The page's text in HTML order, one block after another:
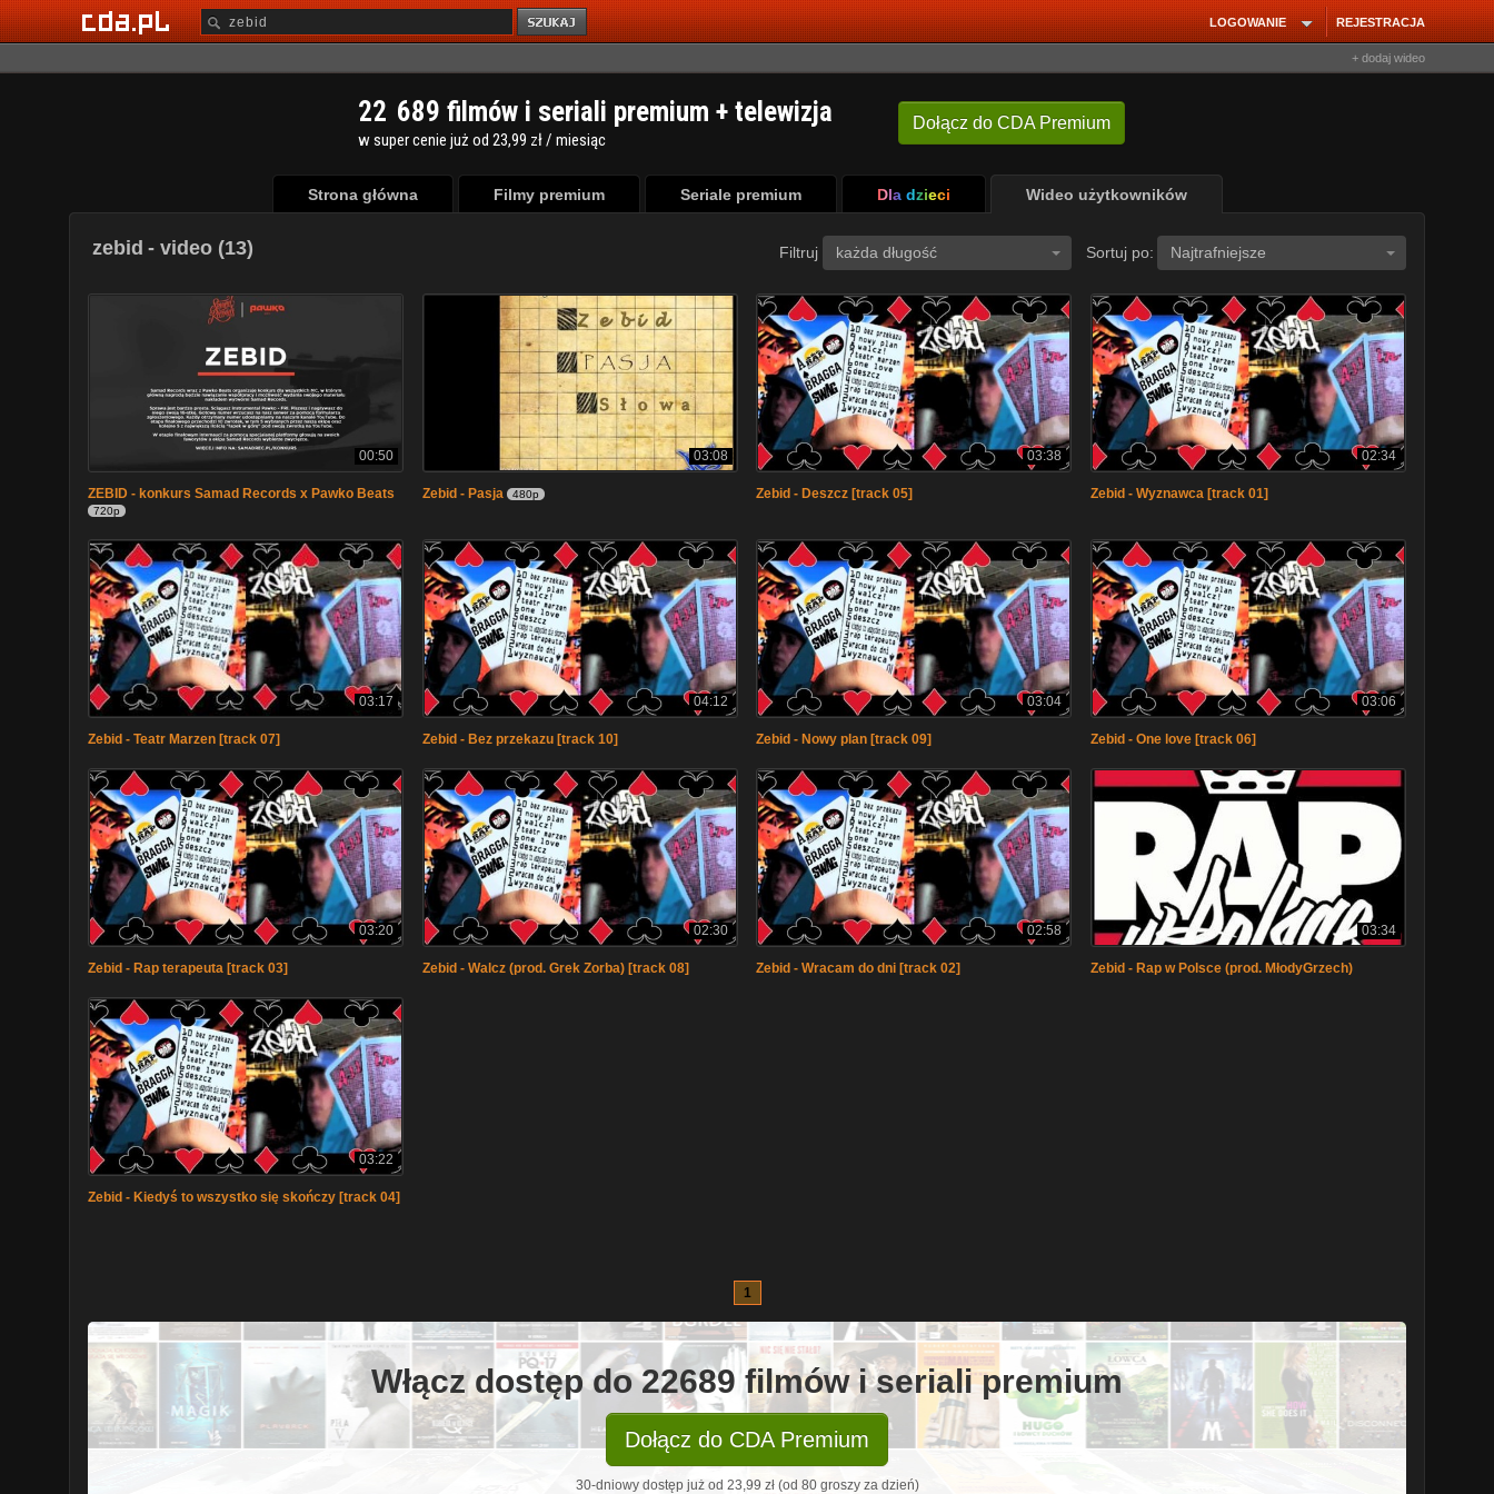
REJESTRACJA
LOGOWANIE
+ dodaj wideo
Dołącz do CDA Premium
22 689 filmów i seriali premium + telewizja
w super cenie już od 23,99 zł / miesiąc
Strona główna Filmy premium Seriale premium Dla dzieci Wideo użytkowników
zebid - video (13) Filtruj każda długość Sortuj po: Najtrafniejsze
00:50
ZEBID - konkurs Samad Records x Pawko Beats
720p
03:08
Zebid - Pasja 480p
03:38
Zebid - Deszcz [track 05]
02:34
Zebid - Wyznawca [track 01]
03:17
Zebid - Teatr Marzen [track 07]
04:12
Zebid - Bez przekazu [track 10]
03:04
Zebid - Nowy plan [track 09]
03:06
Zebid - One love [track 06]
03:20
Zebid - Rap terapeuta [track 03]
02:30
Zebid - Walcz (prod. Grek Zorba) [track 08]
02:58
Zebid - Wracam do dni [track 02]
03:34
Zebid - Rap w Polsce (prod. MłodyGrzech)
03:22
Zebid - Kiedyś to wszystko się skończy [track 04]
1
Włącz dostęp do 22689 filmów i seriali premium
Dołącz do CDA Premium
30-dniowy dostęp już od 23,99 zł (od 80 groszy za dzień)